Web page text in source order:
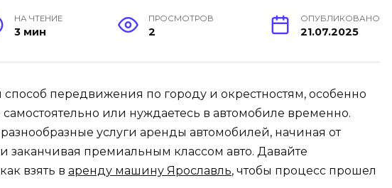
НА ЧТЕНИЕ
3 мин
ПРОСМОТРОВ
2
ОПУБЛИКОВАНО
21.07.2025
передвижения по городу и окрестностям, особенно
самостоятельно или нуждаетесь в автомобиле временно.
услуги аренды автомобилей, начиная от
заканчивая премиальным классом авто. Давайте
взять в аренду машину Ярославль, чтобы процесс прошел